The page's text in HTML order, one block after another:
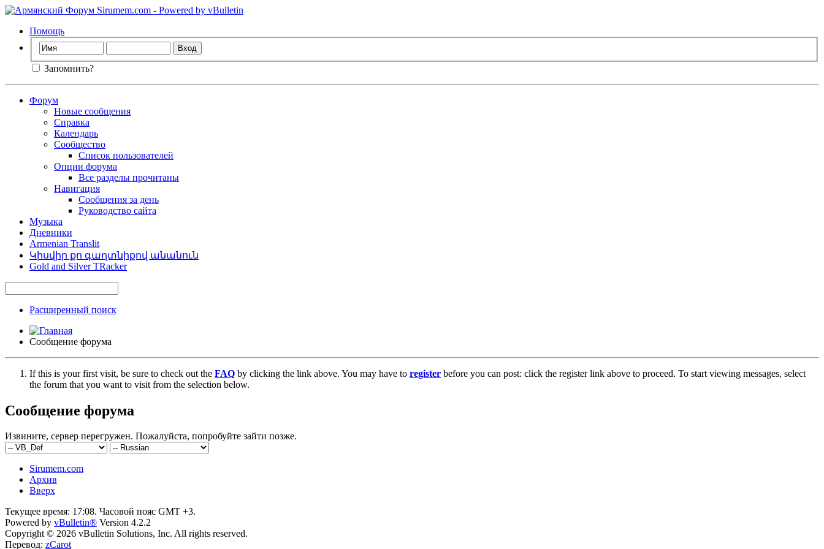
Помощь
Запомнить?
Форум
Новые сообщения
Справка
Календарь
Сообщество
Список пользователей
Опции форума
Все разделы прочитаны
Навигация
Сообщения за день
Руководство сайта
Музыка
Дневники
Armenian Translit
Կիսվիր քո գաղտնիքով անանուն
Gold and Silver TRacker
Расширенный поиск
Сообщение форума
If this is your first visit, be sure to check out the FAQ by clicking the link above. You may have to register before you can post: click the register link above to proceed. To start viewing messages, select
the forum that you want to visit from the selection below.
Сообщение форума
Извините, сервер перегружен. Пожалуйста, попробуйте зайти позже.
Sirumem.com
Архив
Вверх
Текущее время: 17:08. Часовой пояс GMT +3.
Powered by vBulletin® Version 4.2.2
Copyright © 2026 vBulletin Solutions, Inc. All rights reserved.
Перевод: zCarot